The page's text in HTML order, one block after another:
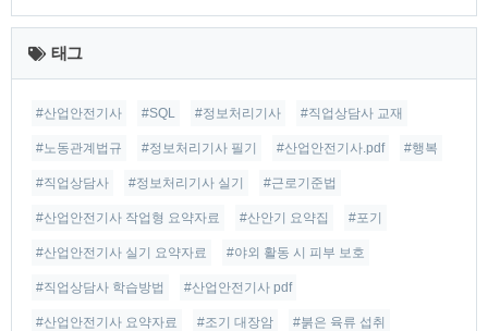
최
근
글
태그
#산업안전기사 #SQL #정보처리기사 #직업상담사 교재
#노동관계법규 #정보처리기사 필기 #산업안전기사.pdf #행복
#직업상담사 #정보처리기사 실기 #근로기준법
#산업안전기사 작업형 요약자료 #산안기 요약집 #포기
#산업안전기사 실기 요약자료 #야외 활동 시 피부 보호
#직업상담사 학습방법 #산업안전기사 pdf
#산업안전기사 요약자료 #조기 대장암 #붉은 육류 섭취